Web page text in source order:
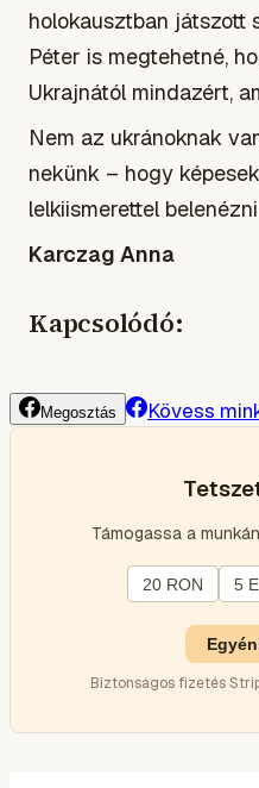
holokausztban játszott
Péter is megtehetné,
Ukrajnától mindazért,
Nem az ukránoknak
nekünk – hogy
lelkiismerettel
Karczag Anna
Kapcsolódó:
Megosztás Kövess
Támogassa a
20 RON 5
Biztonságos fizetés